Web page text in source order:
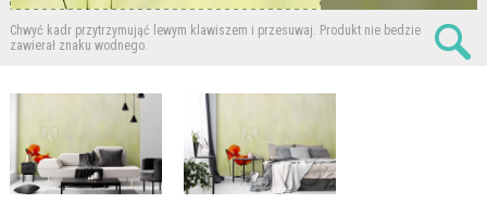
Chwyć kadr przytrzymująć lewym klawiszem i przesuwaj. Produkt nie bedzie
zawierał znaku wodnego.